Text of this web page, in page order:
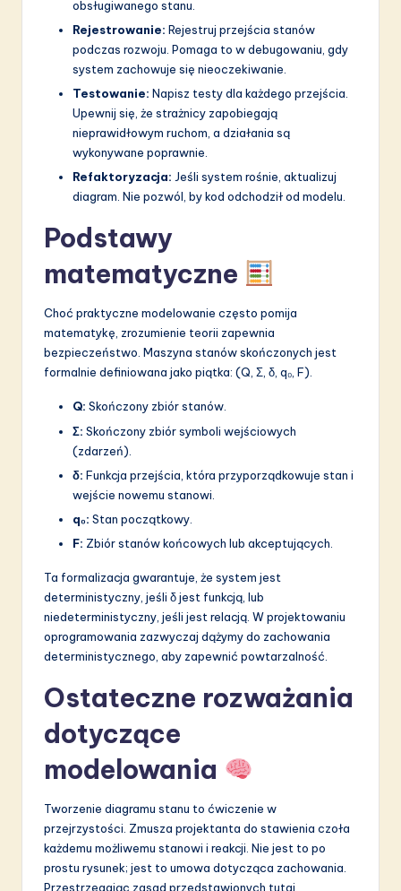
obsługiwanego stanu.
Rejestrowanie: Rejestruj przejścia stanów
podczas rozwoju. Pomaga to w debugowaniu, gdy
system zachowuje się nieoczekiwanie.
Testowanie: Napisz testy dla każdego przejścia.
Upewnij się, że strażnicy zapobiegają
nieprawidłowym ruchom, a działania są
wykonywane poprawnie.
Refaktoryzacja: Jeśli system rośnie, aktualizuj
diagram. Nie pozwól, by kod odchodził od modelu.
Podstawy
matematyczne
Choć praktyczne modelowanie często pomija
matematykę, zrozumienie teorii zapewnia
bezpieczeństwo. Maszyna stanów skończonych jest
formalnie definiowana jako piątka: (Q, Σ, δ, q₀, F).
Q: Skończony zbiór stanów.
Σ: Skończony zbiór symboli wejściowych
(zdarzeń).
δ: Funkcja przejścia, która przyporządkowuje stan i
wejście nowemu stanowi.
q₀: Stan początkowy.
F: Zbiór stanów końcowych lub akceptujących.
Ta formalizacja gwarantuje, że system jest
deterministyczny, jeśli δ jest funkcją, lub
niedeterministyczny, jeśli jest relacją. W projektowaniu
oprogramowania zazwyczaj dążymy do zachowania
deterministycznego, aby zapewnić powtarzalność.
Ostateczne rozważania
dotyczące
modelowania
Tworzenie diagramu stanu to ćwiczenie w
przejrzystości. Zmusza projektanta do stawienia czoła
każdemu możliwemu stanowi i reakcji. Nie jest to po
prostu rysunek; jest to umowa dotycząca zachowania.
Przestrzegając zasad przedstawionych tutaj,